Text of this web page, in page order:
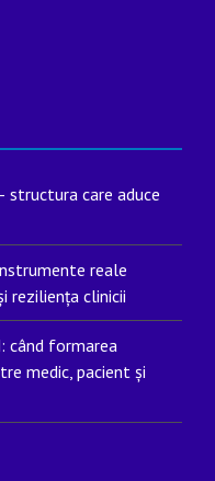
structura care aduce
reale
reziliența clinicii
când formarea
medic, pacient și